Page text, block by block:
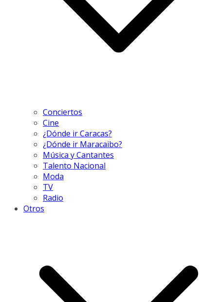
Conciertos
Cine
¿Dónde ir Caracas?
¿Dónde ir Maracaibo?
Música y Cantantes
Talento Nacional
Moda
TV
Radio
Otros